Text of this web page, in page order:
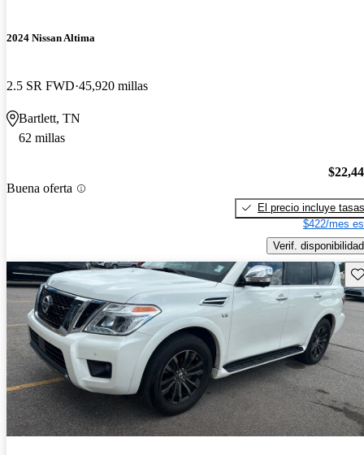
2024 Nissan Altima
2.5 SR FWD 45,920 millas
Bartlett, TN
62 millas
Buena oferta
El precio incluye tasas
$422/mes
Verif. disponibilidad